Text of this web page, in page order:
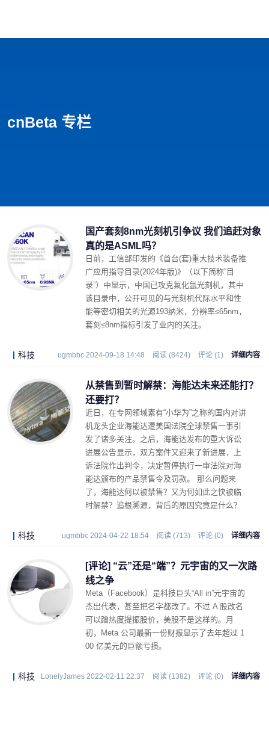
cnBeta 专栏
国产套刻8nm光刻机引争议 我们追赶对象
真的是ASML吗？
日前，工信部印发的《首台(套)重大技术装备推
广应用指导目录(2024年版)》（以下简称“目
录”）中显示，中国已攻克氟化氩光刻机，其中
该目录中，公开可见的与光刻机代际水平和性
能等密切相关的光源193纳米，分辨率≤65nm，
套刻≤8nm指标引发了业内的关注。
科技 ugmbbc 2024-09-18 14:48 阅读 (8424) 评论 (1) 详细内容
从禁售到暂时解禁：海能达未来还能打？
还要打？
近日，在专网领域素有“小华为”之称的国内对讲
机龙头企业海能达遭美国法院全球禁售一事引
发了诸多关注。之后，海能达发布的重大诉讼
进展公告显示，双方案件又迎来了新进展，上
诉法院作出判令，决定暂停执行一审法院对海
能达颁布的产品禁售令及罚款。 那么问题来
了，海能达何以被禁售？又为何如此之快被临
时解禁？追根溯源，背后的原因究竟是什么？
科技 ugmbbc 2024-04-22 18:54 阅读 (713) 评论 (0) 详细内容
[评论] “云”还是“端”？元宇宙的又一次路
线之争
Meta（Facebook）是科技巨头“All in”元宇宙的
杰出代表，甚至把名字都改了。不过 A 股改名
可以蹭热度提振股价，美股不是这样的。月
初，Meta 公司最新一份财报显示了去年超过 1
00 亿美元的巨额亏损。
科技 LonelyJames 2022-02-11 22:37 阅读 (1382) 评论 (0) 详细内容